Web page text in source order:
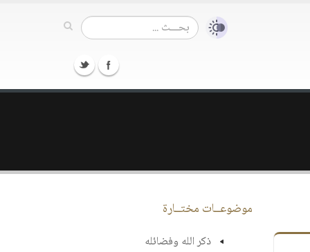
موضوعــات مختــارة
ذكر الله وفضائله